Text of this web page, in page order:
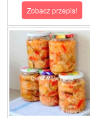
Zobacz przepis!